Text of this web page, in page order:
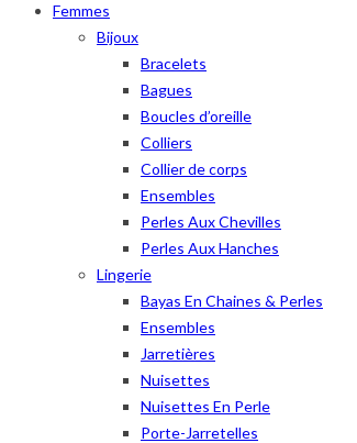
Femmes
Bijoux
Bracelets
Bagues
Boucles d’oreille
Colliers
Collier de corps
Ensembles
Perles Aux Chevilles
Perles Aux Hanches
Lingerie
Bayas En Chaines & Perles
Ensembles
Jarretières
Nuisettes
Nuisettes En Perle
Porte-Jarretelles